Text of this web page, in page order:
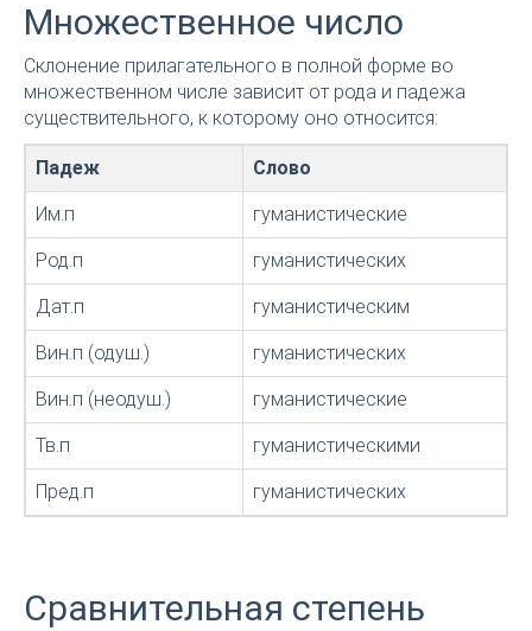
Множественное число
Склонение прилагательного в полной форме во
множественном числе зависит от рода и падежа
существительного, к которому оно относится:
Падеж Слово
Им.п гуманистические
Род.п гуманистических
Дат.п гуманистическим
Вин.п (одуш.) гуманистических
Вин.п (неодуш.) гуманистические
Тв.п гуманистическими
Пред.п гуманистических
Сравнительная степень